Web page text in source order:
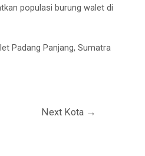
populasi burung walet di
Padang Panjang, Sumatra
Next Kota →